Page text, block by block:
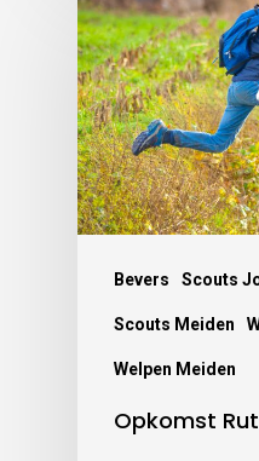
Bevers Scouts
Scouts Meiden
Welpen Meiden
Opkomst